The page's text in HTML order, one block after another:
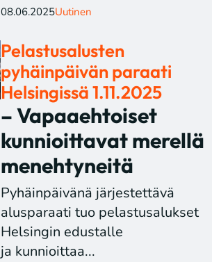
08.06.2025Uutinen
Pelastusalusten
pyhäinpäivän paraati
Helsingissä 1.11.2025
– Vapaaehtoiset
kunnioittavat merellä
menehtyneitä
Pyhäinpäivänä järjestettävä
alusparaati tuo pelastusalukset
Helsingin edustalle
ja kunnioittaa...